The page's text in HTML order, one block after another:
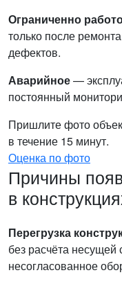
Ограниченно
только после
дефектов.
Аварийное—
постоянный
Пришлите фото
в течение 15 минут.
Оценка по фото
Причины
в
Перегрузка
без расчёта несущей
несогласованное